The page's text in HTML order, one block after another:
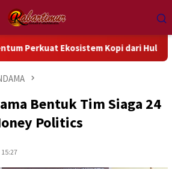
Ekosistem Kopi dari Hulu hingga Hilir
Bentuk Tim Siaga 24
Politics